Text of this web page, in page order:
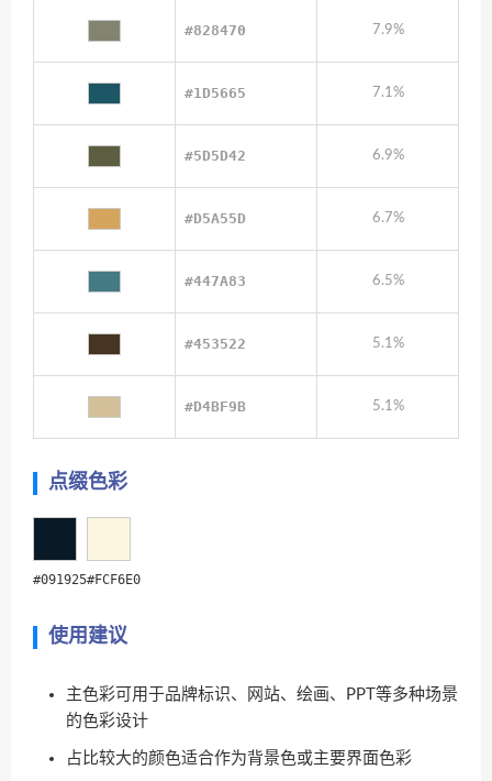
#828470 7.9%
#1D5665 7.1%
#5D5D42 6.9%
#D5A55D 6.7%
#447A83 6.5%
#453522 5.1%
#D4BF9B 5.1%
点缀色彩
#091925#FCF6E0
使用建议
主色彩可用于品牌标识、网站、绘画、PPT等多种场景
的色彩设计
占比较大的颜色适合作为背景色或主要界面色彩